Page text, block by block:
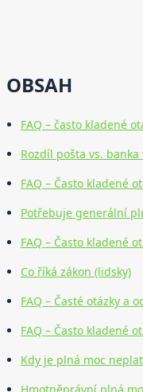
OBSAH
FAQ – často kladené
Rozdíl pošta vs. banka
FAQ – Často kladené
Potřebuje generální
FAQ – Často kladené
Co říká zákon (lidsky)
FAQ – Časté otázky a
FAQ – Často kladené
Kdy je plná moc